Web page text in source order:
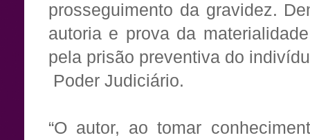
prosseguimento da gravidez.
autoria e prova da
pela prisão preventiva do
Poder Judiciário.
“O autor, ao tomar